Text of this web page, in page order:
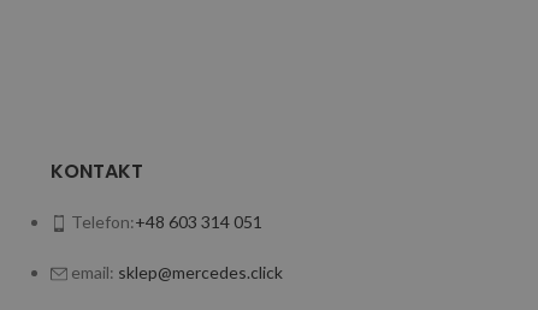
KONTAKT
Telefon:+48 603 314 051
email: sklep@mercedes.click